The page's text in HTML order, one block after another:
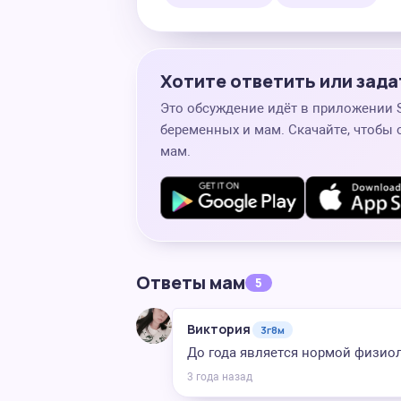
Хотите ответить или
Это обсуждение идёт в
беременных и мам. Скачайте, чтобы
мам.
Ответы мам 5
Виктория 3г8м
До года является нормой
3 года назад